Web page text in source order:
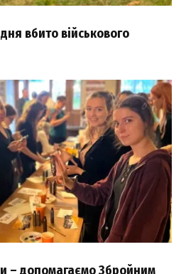
вбито військового
– допомагаємо Збройним